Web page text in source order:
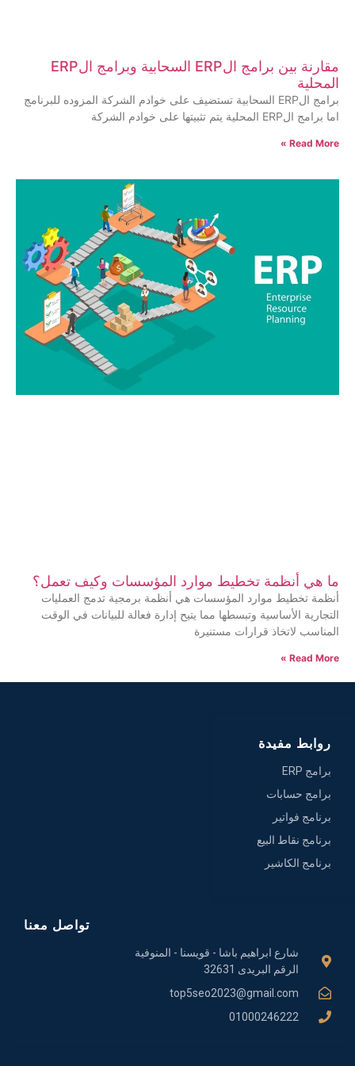
مقارنة بين برامج الERP السحابية وبرامج الERP
المحلية
برامج الERP السحابية تستضيف على خوادم الشركة المزوده للبرنامج
اما برامج الERP المحلية يتم تثبيتها على خوادم الشركة
Read More »
ما هي أنظمة تخطيط موارد المؤسسات وكيف تعمل؟
أنظمة تخطيط موارد المؤسسات هي أنظمة برمجية تدمج العمليات
التجارية الأساسية وتبسطها مما يتيح إدارة فعالة للبيانات في الوقت
المناسب لاتخاذ قرارات مستنيرة
Read More »
تواصل معنا
شارع ابراهيم باشا - قويسنا - المنوفية
الرقم البريدى 32631
top5seo2023@gmail.com
01000246222
روابط مفيدة
برامج ERP
برامج حسابات
برنامج فواتير
برنامج نقاط البيع
برنامج الكاشير